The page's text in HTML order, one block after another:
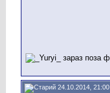
24.10.2014, 21:00